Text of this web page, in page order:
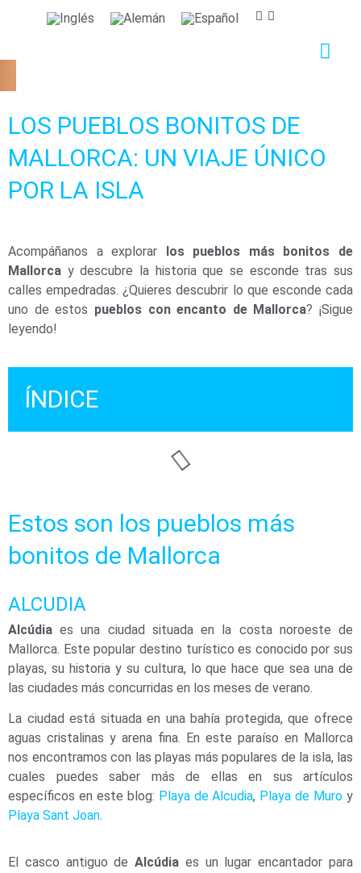
LOS PUEBLOS BONITOS DE
MALLORCA: UN VIAJE ÚNICO
POR LA ISLA
Acompáñanos a explorar los pueblos más bonitos de
Mallorca y descubre la historia que se esconde tras sus
calles empedradas. ¿Quieres descubrir lo que esconde cada
uno de estos pueblos con encanto de Mallorca? ¡Sigue
leyendo!
ÍNDICE
Estos son los pueblos más
bonitos de Mallorca
ALCUDIA
Alcúdiaes una ciudad situada en la costa noroeste de
Mallorca. Este popular destino turístico es conocido por sus
playas, su historia y su cultura, lo que hace que sea una de
las ciudades más concurridas en los meses de verano.
La ciudad está situada en una bahía protegida, que ofrece
aguas cristalinas y arena fina. En este paraíso en Mallorca
nos encontramos con las playas más populares de la isla, las
cuales puedes saber más de ellas en sus artículos
específicos en este blog: Playa de Alcudia, Playa de Muro y
Playa Sant Joan.
El casco antiguo deAlcúdia es un lugar encantador para
personalización de tu experiencia en el sitio web, para
la realización de análisis estadísticos así como para
proporcionarte anuncios en base a tus intereses.
Puede aceptar o rechazar las cookies haciendo clic en
según tus preferencias haciendo clic en el botón
"Configurar". Para obtener más información, puedes
visitar nuestra
Política de Cookies.
Configurar